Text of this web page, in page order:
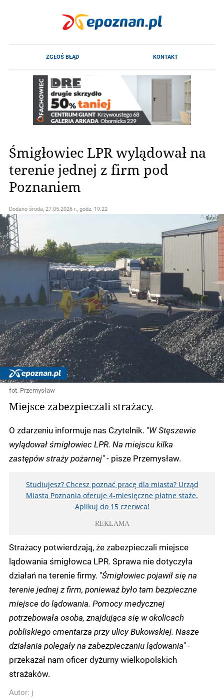
Śmigłowiec LPR wylądował na
terenie jednej z firm pod
Poznaniem
Dodano środa, 27.05.2026 r., godz. 19.22
fot. Przemysław
Miejsce zabezpieczali strażacy.
O zdarzeniu informuje nas Czytelnik. "W Stęszewie
wylądował śmigłowiec LPR. Na miejscu kilka
zastępów straży pożarnej"- pisze Przemysław.
Studiujesz? Chcesz poznać pracę dla miasta? Urząd
Miasta Poznania oferuje 4-miesięczne płatne staże.
Aplikuj do 15 czerwca!
REKLAMA
Strażacy potwierdzają, że zabezpieczali miejsce
lądowania śmigłowca LPR. Sprawa nie dotyczyła
działań na terenie firmy. "Śmigłowiec pojawił się na
terenie jednej z firm, ponieważ było tam bezpieczne
miejsce do lądowania. Pomocy medycznej
potrzebowała osoba, znajdująca się w okolicach
pobliskiego cmentarza przy ulicy Bukowskiej. Nasze
działania polegały na zabezpieczaniu lądowania" -
przekazał nam oficer dyżurny wielkopolskich
strażaków.
Autor: j